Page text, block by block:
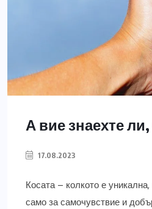
А вие знаехте
17.08.2023
Косата – колкото е
само за самочувствие и